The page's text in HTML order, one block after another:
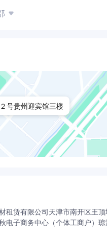
号贵州迎宾馆三楼
租赁有限公司天津市南开区王
电子商务中心（个体工商户）